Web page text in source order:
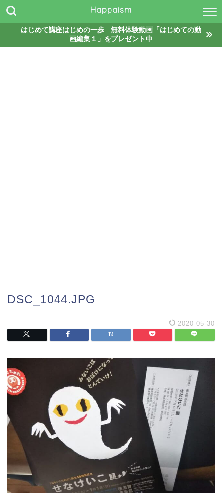
Happaism
はじめて講座はじめの一歩 無料体験動画「はじめての動
画編集１」をプレゼント中
DSC_1044.JPG
2020-05-30